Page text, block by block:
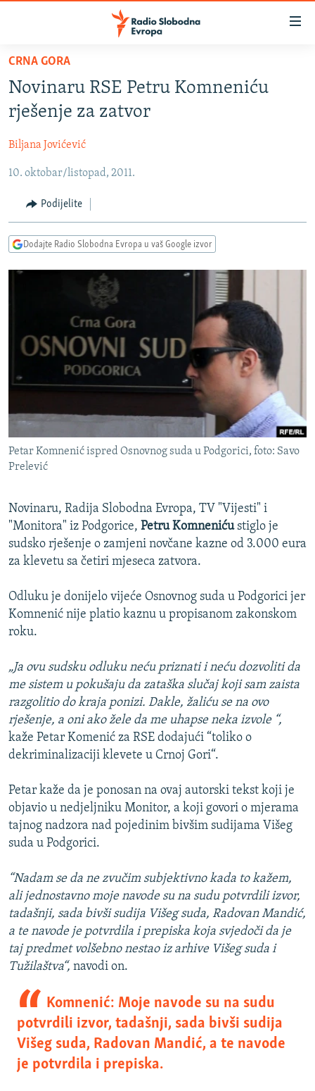
Pređite
glavni
sadržaj
Pređite
na
navigaciju
Pređite
pretragu
BOSNA I HERCEGOVINA
SRBIJA
KOSOVO
CRNA GORA
VIZUELNO
FOTOGALERIJE
PODCASTI
RAT U UKRAJINI
KINA NA BALKANU
RSE PRIČE IZ SVIJETA
ISPRIČAJ MI
DNEVNO@RSE
SPECIJALI RSE
POPLAVE I KLIZIŠTA U BIH 2024.
POST SCRIPTUM
MOJA EVROPA
TRI DECENIJE OD RATA U BIH
NASTANAK I RASPAD JUGOSLAVIJE
PRATITE NAS
CRNA GORA
Novinaru RSE Petru Komneniću
rješenje za zatvor
Biljana Jovićević
10. oktobar/listopad, 2011.
Podijelite
Dodajte Radio Slobodna Evropa u vaš Google izvor
Petar Komnenić ispred Osnovnog suda u Podgorici, foto: Savo
Prelević
Novinaru, Radija Slobodna Evropa, TV "Vijesti" i
"Monitora" iz Podgorice, Petru Komnenićustiglo je
sudsko rješenje o zamjeni novčane kazne od 3.000 eura
za klevetu sa četiri mjeseca zatvora.
Odluku je donijelo vijeće Osnovnog suda u Podgorici jer
Komnenić nije platio kaznu u propisanom zakonskom
roku.
„Ja ovu sudsku odluku neću priznati i neću dozvoliti da
me sistem u pokušaju da zataška slučaj koji sam zaista
razgolitio do kraja ponizi. Dakle, žaliću se na ovo
rješenje, a oni ako žele da me uhapse neka izvole “,
kaže Petar Komenić za RSE dodajući “toliko o
dekriminalizaciji klevete u Crnoj Gori“.
Petar kaže da je ponosan na ovaj autorski tekst koji je
objavio u nedjeljniku Monitor, a koji govori o mjerama
tajnog nadzora nad pojedinim bivšim sudijama Višeg
suda u Podgorici.
“Nadam se da ne zvučim subjektivno kada to kažem,
ali jednostavno moje navode su na sudu potvrdili izvor,
tadašnji, sada bivši sudija Višeg suda, Radovan Mandić,
a te navode je potvrdila i prepiska koja svjedoči da je
taj predmet volšebno nestao iz arhive Višeg suda i
Tužilaštva“, navodi on.
Komnenić: Moje navode su na sudu
potvrdili izvor, tadašnji, sada bivši sudija
Višeg suda, Radovan Mandić, a te navode
je potvrdila i prepiska.